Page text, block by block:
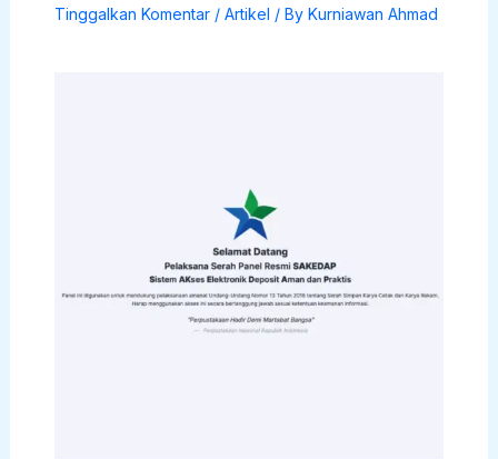
Tinggalkan Komentar / Artikel / By Kurniawan Ahmad